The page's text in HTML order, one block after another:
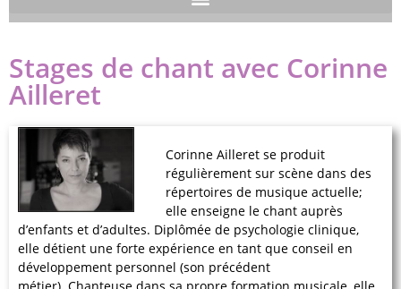
Stages de chant avec Corinne
Ailleret
Corinne Ailleret se produit
régulièrement sur scène dans des
répertoires de musique actuelle;
elle enseigne le chant auprès
d’enfants et d’adultes. Diplômée de psychologie clinique,
elle détient une forte expérience en tant que conseil en
développement personnel (son précédent